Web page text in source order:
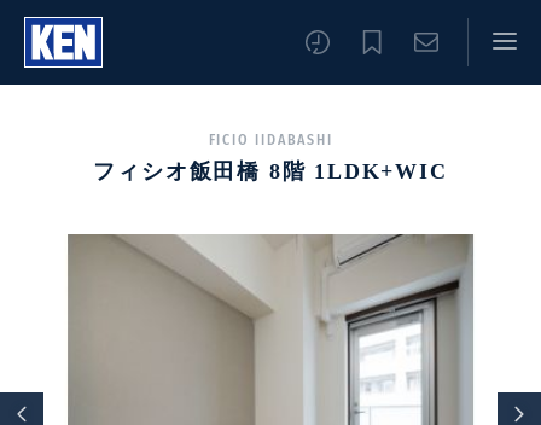
FICIO IIDABASHI
フィシオ飯田橋 8階 1LDK+WIC